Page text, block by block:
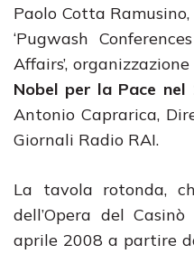
Paolo Cotta
‘Pugwash
Affairs’,
Nobel per la Pace nel
Antonio Caprarica,
Giornali Radio RAI.
La tavola rotonda,
dell’Opera del
aprile 2008 a partire